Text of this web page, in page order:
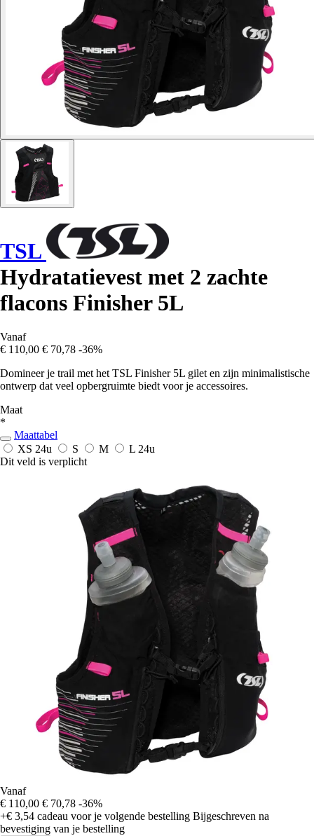
TSL
Hydratatievest met 2 zachte
flacons Finisher 5L
Vanaf
€ 110,00 € 70,78 -36%
Domineer je trail met het TSL Finisher 5L gilet en zijn minimalistische
ontwerp dat veel opbergruimte biedt voor je accessoires.
Maat
*
Maattabel
XS 24u S M L 24u
Dit veld is verplicht
Vanaf
€ 110,00 € 70,78 -36%
+€ 3,54 cadeau voor je volgende bestelling Bijgeschreven na
bevestiging van je bestelling